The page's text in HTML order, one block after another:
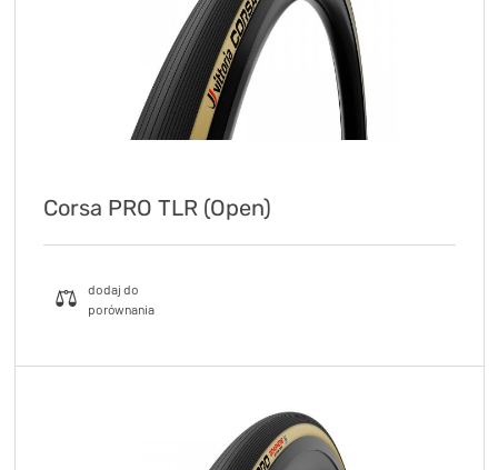
Corsa PRO TLR (Open)